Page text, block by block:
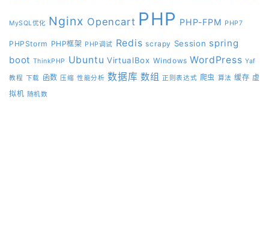
MySQL优化 Nginx Opencart PHP PHP-FPM PHP7
PHPStorm PHP框架 PHP调试 Redis scrapy Session spring
boot ThinkPHP Ubuntu VirtualBox Windows WordPress Yaf
教程 下载 函数 压缩 性能分析 数据库 数组 正则表达式 爬虫 算法 缓存 虚
拟机 随机数